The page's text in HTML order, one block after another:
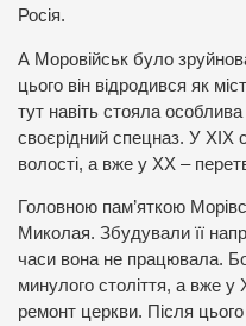
Росія.
А Моровійськ було
цього він відродився як
тут навіть стояла
своєрідний спецназ. У ХІХ
волості, а вже у ХХ –
Головною пам’яткою
Миколая. Збудували її
часи вона не працювала.
минулого століття, а вже у
ремонт церкви. Після